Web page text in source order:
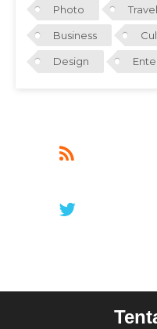
Photo Travel
Business
Design